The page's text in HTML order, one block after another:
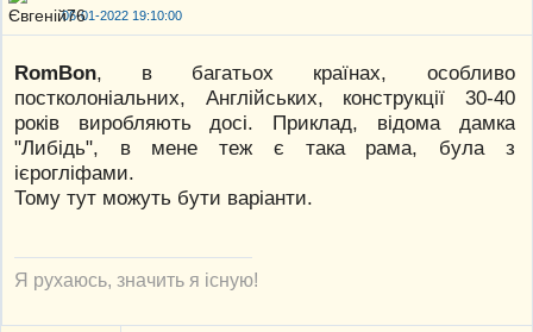
06-01-2022 19:10:00
RomBon, в багатьох країнах, особливо
постколоніальних, Англійських, конструкції 30-40
років виробляють досі. Приклад, відома дамка
"Либідь", в мене теж є така рама, була з
ієрогліфами.
Тому тут можуть бути варіанти.
Я рухаюсь, значить я існую!